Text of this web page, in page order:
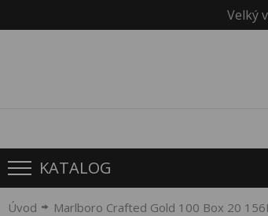
Velký
KATALOG
Úvod Marlboro Crafted Gold 100 Box 20